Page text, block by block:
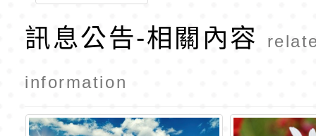
32_1_ATTA
CH1
訊息公告-相關內容
information